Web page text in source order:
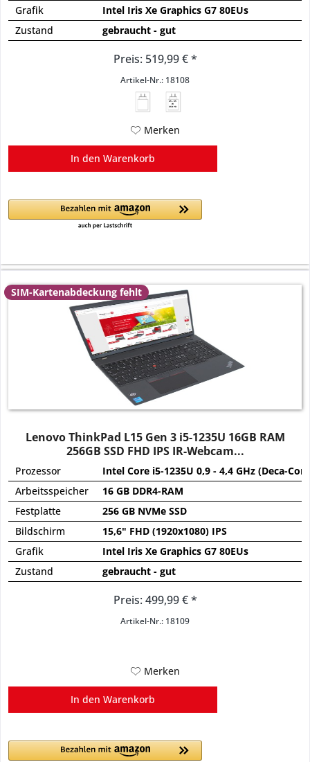
Grafik
Intel Iris Xe Graphics G7 80EUs
Zustand
gebraucht - gut
Preis: 519,99 € *
Artikel-Nr.: 18108
45 - 65
W
USB PD
Merken
In den Warenkorb
SIM-Kartenabdeckung fehlt
Lenovo ThinkPad L15 Gen 3 i5-1235U 16GB RAM
256GB SSD FHD IPS IR-Webcam...
Prozessor
Intel Core i5-1235U 0,9 - 4,4 GHz (Deca-
Arbeitsspeicher
16 GB DDR4-RAM
Festplatte
256 GB NVMe SSD
Bildschirm
15,6" FHD (1920x1080) IPS
Grafik
Intel Iris Xe Graphics G7 80EUs
Zustand
gebraucht - gut
Preis: 499,99 € *
Artikel-Nr.: 18109
Merken
In den Warenkorb